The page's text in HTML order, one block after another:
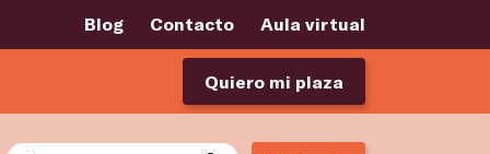
Blog Contacto Aula virtual
Quiero mi plaza